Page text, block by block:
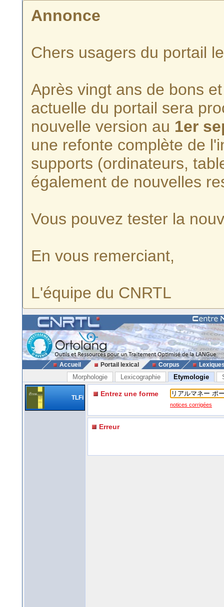
Annonce
Chers usagers du portail
Après vingt ans de bons
actuelle du portail sera
nouvelle version au 1er
une refonte complète de
supports (ordinateurs,
également de nouvelles
Vous pouvez tester la
En vous remerciant,
L'équipe du CNRTL
Accueil Portail lexical Corpus
Morphologie Lexicographie Etymologie
TLFi Entrez une forme
notices corrigées
Erreur